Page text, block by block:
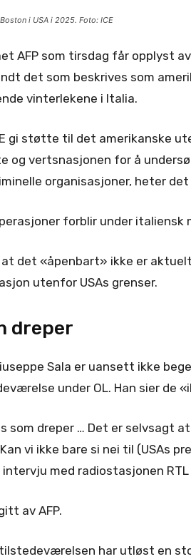
i USA i 2025. Foto: ICE
AFP som tirsdag får opplyst
det som beskrives som
vinterlekene i Italia.
gi støtte til det amerikanske
og vertsnasjonen for å
organisasjoner, heter
forblir under italiensk
at det «åpenbart» ikke er
utenfor USAs grenser.
dreper
Sala er uansett ikke
under OL. Han sier de
som dreper … Det er selvsagt
vi ikke bare si nei til (USAs
med radiostasjonen RTL
av AFP.
tilstedeværelsen har utløst en